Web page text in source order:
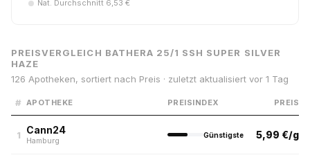
Nat. Durchschnitt 6,53 €
PREISVERGLEICH BATHERA 25/1 SSH SUPER SILVER
HAZE
126 Apotheken, sortiert nach Preis · zuletzt aktualisiert vor 1 Tag
# APOTHEKE PREISINDEX PREIS
1 Cann24
Hamburg
Günstigste 5,99 €/g